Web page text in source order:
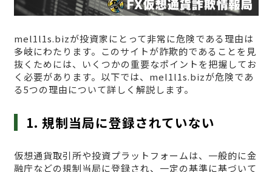
mel1l1s.bizが投資家にとって非常に危険である理由は
多岐にわたります。このサイトが詐欺的であることを見
抜くためには、いくつかの重要なポイントを把握してお
く必要があります。以下では、mel1l1s.bizが危険であ
る5つの理由について詳しく解説します。
1. 規制当局に登録されていない
仮想通貨取引所や投資プラットフォームは、一般的に金
融庁などの規制当局に登録され、一定の基準に基づいて